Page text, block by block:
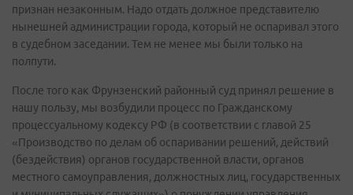
признан незаконным. Надо отдать должное представителю
нынешней администрации города, который не оспаривал этого
в судебном заседании. Тем не менее мы были только на
полпути.
После того как Фрунзенский районный суд принял решение в
нашу пользу, мы возбудили процесс по Гражданскому
процессуальному кодексу РФ (в соответствии с главой 25
«Производство по делам об оспаривании решений, действий
(бездействия) органов государственной власти, органов
местного самоуправления, должностных лиц, государственных